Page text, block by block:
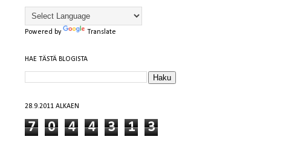
Powered by Translate
HAE TÄSTÄ BLOGISTA
28.9.2011 ALKAEN
7 0 4 4 3 1 3